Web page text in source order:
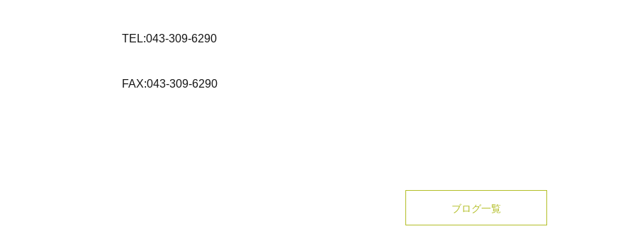
TEL:043-309-6290
FAX:043-309-6290
ブログ一覧